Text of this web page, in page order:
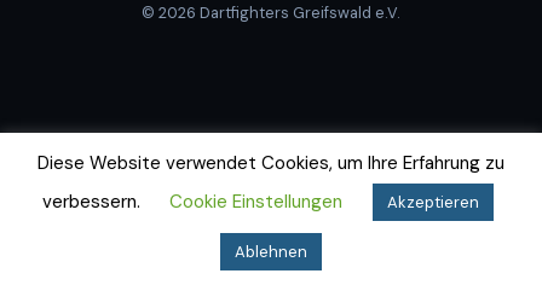
© 2026 Dartfighters Greifswald e.V.
Diese Website verwendet Cookies, um Ihre Erfahrung zu
verbessern.
Cookie Einstellungen Akzeptieren
Ablehnen